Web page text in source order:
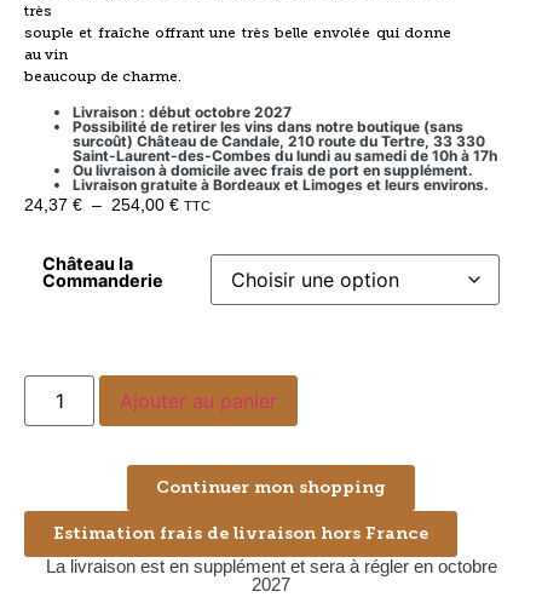
très
souple et fraîche offrant une très belle envolée qui donne
au vin
beaucoup de charme.
Livraison : début octobre 2027
Possibilité de retirer les vins dans notre boutique (sans
surcoût) Château de Candale, 210 route du Tertre, 33 330
Saint-Laurent-des-Combes du lundi au samedi de 10h à 17h
Ou livraison à domicile avec frais de port en supplément.
Livraison gratuite à Bordeaux et Limoges et leurs environs.
24,37 € – 254,00 € TTC
Château la
Commanderie
Ajouter au panier
Continuer mon shopping
Estimation frais de livraison hors France
La livraison est en supplément et sera à régler en octobre
2027